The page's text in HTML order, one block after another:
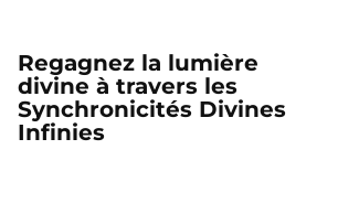
Regagnez la lumière
divine à travers les
Synchronicités Divines
Infinies